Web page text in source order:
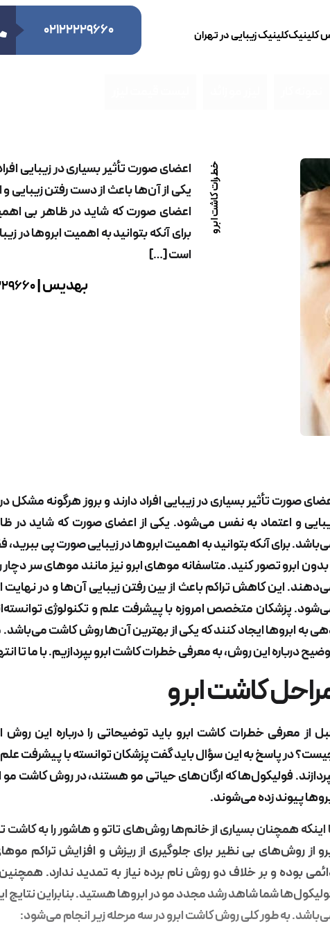
کلینیککلینیک زیبایی در تهران ۰۲۱۲۲۲۲۹۶۶۰
اعضای صورت تأثیر بسیاری در زیبایی
یکی از آن‌ها باعث از دست رفتن زیبایی
اعضای صورت که شاید در ظاهر بی
برای آنکه بتوانید به اهمیت ابروها در
است […]
بهدیس |
خطرات کاشت ابرو
صورت تأثیر بسیاری در زیبایی افراد دارند و بروز هرگونه
و اعتماد به نفس می‌شود. یکی از اعضای صورت که شاید در
برای آنکه بتوانید به اهمیت ابروها در زیبایی صورت پی
بدون ابرو تصور کنید. متاسفانه موهای ابرو نیز مانند موهای سر
این کاهش تراکم باعث از بین رفتن زیبایی آن‌ها و در نهایت
پزشکان متخصص امروزه با پیشرفت علم و تکنولوژی
به ابروها ایجاد کنند که یکی از بهترین آن‌ها روش کاشت
درباره این روش، به معرفیخطرات کاشت ابروبپردازیم. با ما تا
کاشت ابرو
از معرفیخطرات کاشت ابرو باید توضیحاتی را درباره این
در پاسخ به این سؤال باید گفت پزشکان توانسته با پیشرفت
فولیکول‌ها که ارگان‌های حیاتی مو هستند، در روش کاشت
پیوند زده می‌شوند.
اینکه همچنان بسیاری از خانم‌ها روش‌های تاتو و هاشور را به
از روش‌های بی نظیر برای جلوگیری از ریزش و افزایش تراکم
بوده و بر خلاف دو روش نام برده نیاز به تمدید ندارد.
شما شاهد رشد مجدد مو در ابروها هستید. بنابراین
به طور کلی روش کاشت ابرو در سه مرحله زیر انجام می‌شود: